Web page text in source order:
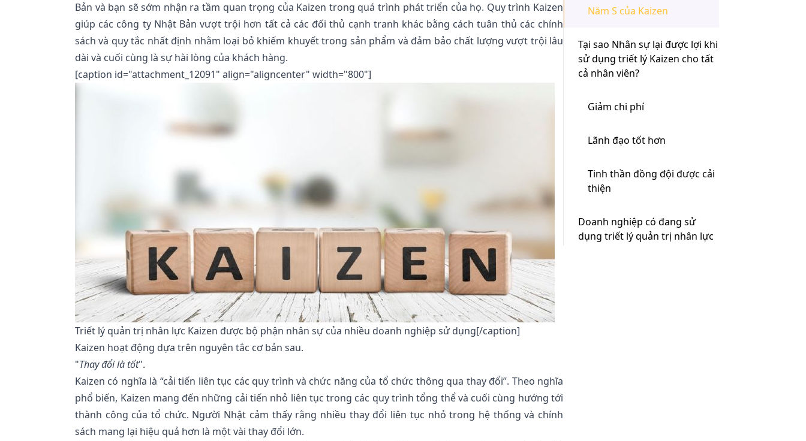
Bản và bạn sẽ sớm nhận ra tầm quan trọng của Kaizen trong quá trình phát triển của họ. Quy trình Kaizen
giúp các công ty Nhật Bản vượt trội hơn tất cả các đối thủ cạnh tranh khác bằng cách tuân thủ các chính
sách và quy tắc nhất định nhằm loại bỏ khiếm khuyết trong sản phẩm và đảm bảo chất lượng vượt trội lâu
dài và cuối cùng là sự hài lòng của khách hàng.
[caption id="attachment_12091" align="aligncenter" width="800"]
Triết lý quản trị nhân lực Kaizen được bộ phận nhân sự của nhiều doanh nghiệp sử dụng[/caption]
Kaizen hoạt động dựa trên nguyên tắc cơ bản sau.
"Thay đổi là tốt".
Kaizen có nghĩa là “cải tiến liên tục các quy trình và chức năng của tổ chức thông qua thay đổi”. Theo nghĩa
phổ biến, Kaizen mang đến những cải tiến nhỏ liên tục trong các quy trình tổng thể và cuối cùng hướng tới
thành công của tổ chức. Người Nhật cảm thấy rằng nhiều thay đổi liên tục nhỏ trong hệ thống và chính
sách mang lại hiệu quả hơn là một vài thay đổi lớn.
Năm S của Kaizen
Tại sao Nhân sự lại được lợi khi
sử dụng triết lý Kaizen cho tất
cả nhân viên?
Giảm chi phí
Lãnh đạo tốt hơn
Tinh thần đồng đội được cải
thiện
Doanh nghiệp có đang sử
dụng triết lý quản trị nhân lực